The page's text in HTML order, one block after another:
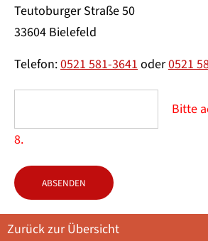
Teutoburger Straße 50
33604 Bielefeld
Telefon:0521 581-3641oder0521
Bitte
8.
ABSENDEN
Zurück zur Übersicht